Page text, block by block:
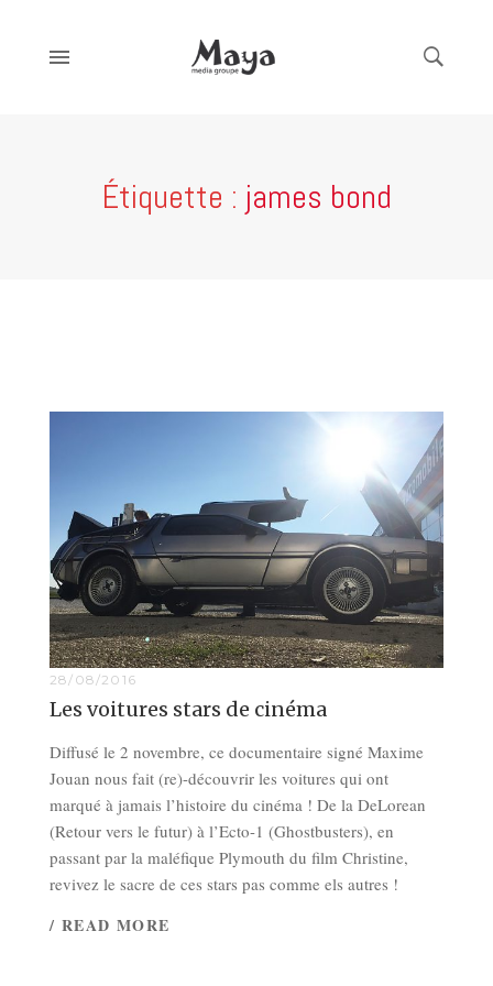
Étiquette : james bond
28/08/2016
Les voitures stars de cinéma
Diffusé le 2 novembre, ce documentaire signé Maxime
Jouan nous fait (re)-découvrir les voitures qui ont
marqué à jamais l’histoire du cinéma ! De la DeLorean
(Retour vers le futur) à l’Ecto-1 (Ghostbusters), en
passant par la maléfique Plymouth du film Christine,
revivez le sacre de ces stars pas comme els autres !
/ READ MORE